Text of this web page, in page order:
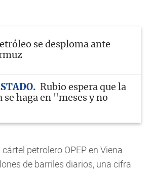
se desploma ante
Rubio espera que la
haga en "meses y no
petrolero OPEP en Viena
de barriles diarios, una cifra